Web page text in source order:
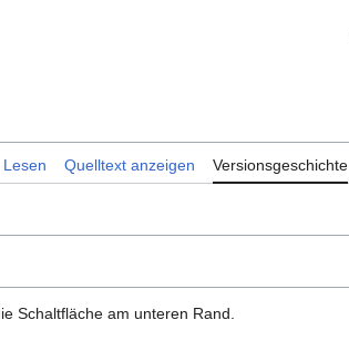
Lesen Quelltext anzeigen Versionsgeschichte
Schaltfläche am unteren Rand.